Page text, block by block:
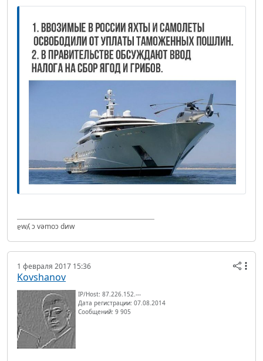
ɐwʎ ɔ vǝmоɔ dиw
1 февраля 2017 15:36
Kovshanov
IP/Host: 87.226.152.---
Дата регистрации: 07.08.2014
Сообщений: 9 905